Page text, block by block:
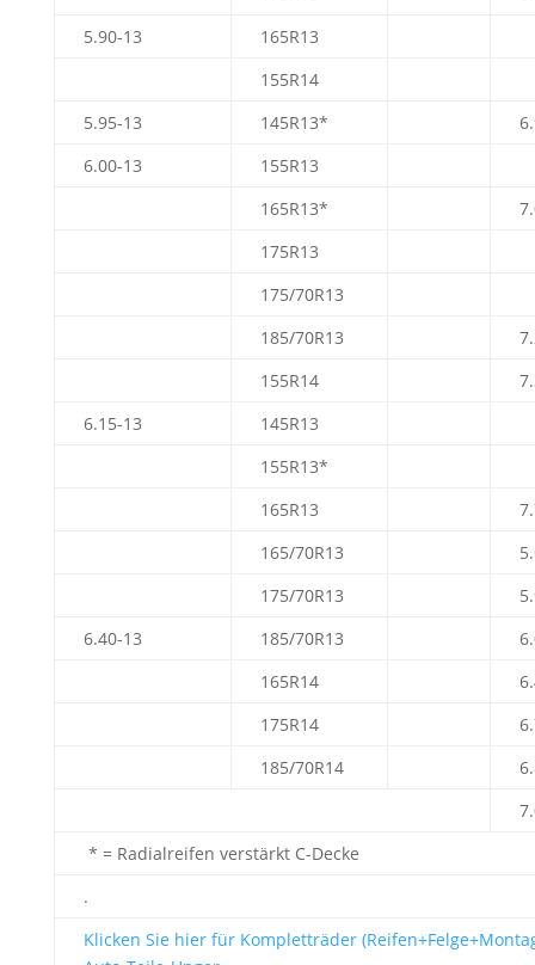
5.90-13
165R13
155R14
5.95-13
145R13*
6.00-13
155R13
165R13*
175R13
175/70R13
185/70R13
155R14
6.15-13
145R13
155R13*
165R13
165/70R13
175/70R13
6.40-13
185/70R13
165R14
175R14
185/70R14
* = Radialreifen verstärkt C-Decke
.
Klicken Sie hier für Kompletträder